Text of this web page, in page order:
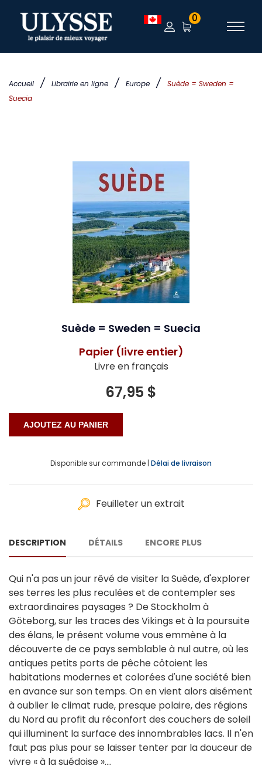
Accueil / Librairie en ligne / Europe /
Suède = Sweden =
Suecia
0
Suède = Sweden = Suecia
Papier (livre entier)
Livre en français
67,95 $
Disponible sur commande | Délai de livraison
Feuilleter un extrait
DESCRIPTION DÉTAILS ENCORE PLUS
Qui n'a pas un jour rêvé de visiter la Suède, d'explorer
ses terres les plus reculées et de contempler ses
extraordinaires paysages ? De Stockholm à
Göteborg, sur les traces des Vikings et à la poursuite
des élans, le présent volume vous emmène à la
découverte de ce pays semblable à nul autre, où les
antiques petits ports de pêche côtoient les
habitations modernes et colorées d'une société bien
en avance sur son temps. On en vient alors aisément
à oublier le climat rude, presque polaire, des régions
du Nord au profit du réconfort des couchers de soleil
qui illuminent la surface des innombrables lacs. Il n'en
faut pas plus pour se laisser tenter par la douceur de
vivre « à la suédoise »....